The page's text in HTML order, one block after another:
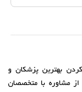
بهترین پزشکان و
مشاوره با متخصصان